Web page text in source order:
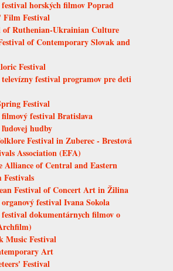
horských filmov Poprad
Film Festival
of Ruthenian-Ukrainian Culture
of Contemporary Slovak and
Festival
festival programov pre deti
Festival
festival Bratislava
hudby
Festival in Zuberec - Brestová
Association (EFA)
Alliance of Central and Eastern
Festival of Concert Art in Žilina
festival Ivana Sokola
dokumentárnych filmov o
Music Festival
Art
Festival